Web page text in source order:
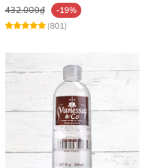
432.000₫
-19%
(801)